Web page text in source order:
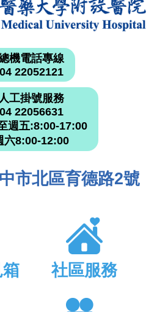
機電話專線
04 22052121
人工掛號服務
04 22056631
週五:8:00-17:00
六8:00-12:00
市北區育德路2號
社區服務